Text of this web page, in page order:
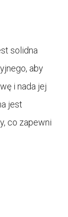
solidna
aby
i nada jej
jest
co zapewni